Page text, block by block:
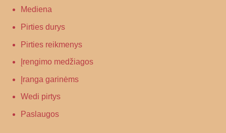
Mediena
Pirties durys
Pirties reikmenys
Įrengimo medžiagos
Įranga garinėms
Wedi pirtys
Paslaugos